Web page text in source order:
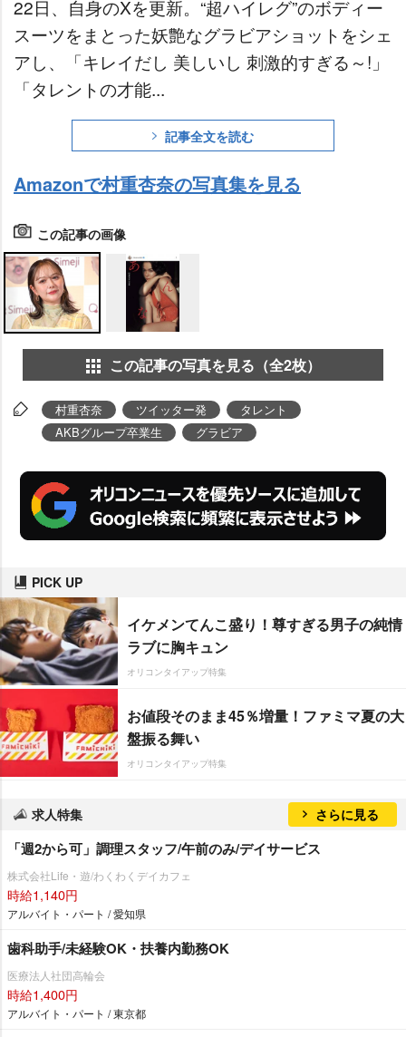
22日、自身のXを更新。“超ハイレグ”のボディー
スーツをまとった妖艶なグラビアショットをシェ
アし、「キレイだし 美しいし 刺激的すぎる～!」
「タレントの才能...
記事全文を読む
Amazonで村重杏奈の写真集を見る
この記事の画像
この記事の写真を見る（全2枚）
村重杏奈 ツイッター発
タレント
AKBグループ卒業生
グラビア
PICK UP
イケメンてんこ盛り！尊すぎる男子の純情
ラブに胸キュン
オリコンタイアップ特集
お値段そのまま45％増量！ファミマ夏の大
盤振る舞い
オリコンタイアップ特集
求人特集 さらに見る
「週2から可」調理スタッフ/午前のみ/デイサービス
株式会社Life・遊/わくわくデイカフェ
時給1,140円
アルバイト・パート / 愛知県
歯科助手/未経験OK・扶養内勤務OK
医療法人社団高輪会
時給1,400円
アルバイト・パート / 東京都